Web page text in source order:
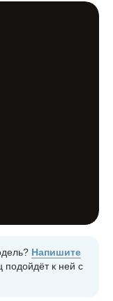
Напишите
к ней с